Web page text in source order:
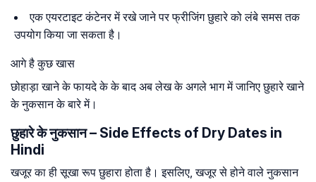
एक एयरटाइट कंटेनर में रखे जाने पर फ्रीजिंग छुहारे को लंबे समस तक
उपयोग किया जा सकता है।
आगे है कुछ खास
छोहाड़ा खाने के फायदे के के बाद अब लेख के अगले भाग में जानिए छुहारे खाने
के नुकसान के बारे में।
छुहारे के नुकसान – Side Effects of Dry Dates in
Hindi
खजूर का ही सूखा रूप छुहारा होता है। इसलिए, खजूर से होने वाले नुकसान